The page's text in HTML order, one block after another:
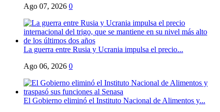
Ago 07, 2026 0
La guerra entre Rusia y Ucrania impulsa el precio...
Ago 06, 2026 0
El Gobierno eliminó el Instituto Nacional de Alimentos y...